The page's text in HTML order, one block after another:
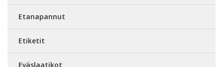
Etanapannut
Etiketit
Eväslaatikot